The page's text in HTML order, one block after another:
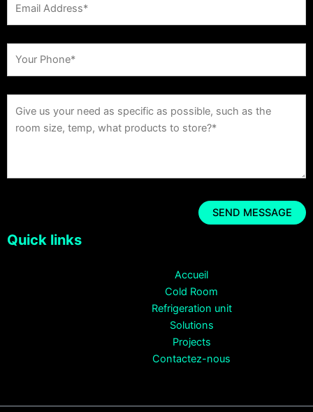
Quick links
Accueil
Cold Room
Refrigeration unit
Solutions
Projects
Contactez-nous